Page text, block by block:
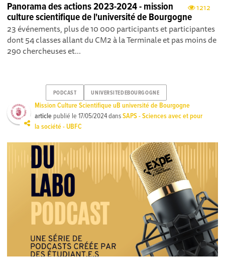
1212
Panorama des actions 2023-2024 - mission
culture scientifique de l'université de Bourgogne
23 événements, plus de 10 000 participants et participantes
dont 54 classes allant du CM2 à la Terminale et pas moins de
290 chercheuses et...
PODCAST UNIVERSITEDEBOURGOGNE
Mission Culture Scientifique uB université de Bourgogne
article publié le17/05/2024dansSAPS - Sciences avec et pour
la société - UBFC